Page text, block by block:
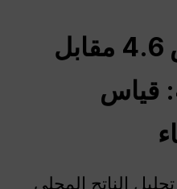
أداء كلود أوبوس 4.6 مقابل
أداء أوبوس 4.5: قياس
إلو تحليل الناتج المحلي